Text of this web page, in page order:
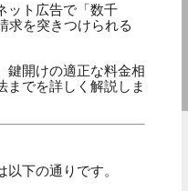
ット広告で「数千
求を突きつけられる
鍵開けの適正な料金相
までを詳しく解説しま
下の通りです。